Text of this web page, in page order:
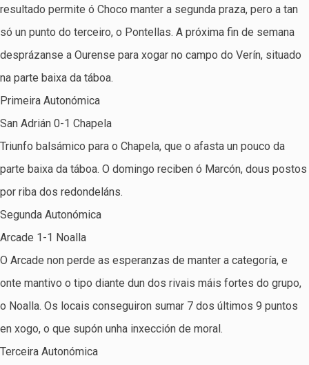
resultado permite ó Choco manter a segunda praza, pero a tan
só un punto do terceiro, o Pontellas. A próxima fin de semana
desprázanse a Ourense para xogar no campo do Verín, situado
na parte baixa da táboa.
Primeira Autonómica
San Adrián 0-1 Chapela
Triunfo balsámico para o Chapela, que o afasta un pouco da
parte baixa da táboa. O domingo reciben ó Marcón, dous postos
por riba dos redondeláns.
Segunda Autonómica
Arcade 1-1 Noalla
O Arcade non perde as esperanzas de manter a categoría, e
onte mantivo o tipo diante dun dos rivais máis fortes do grupo,
o Noalla. Os locais conseguiron sumar 7 dos últimos 9 puntos
en xogo, o que supón unha inxección de moral.
Terceira Autonómica